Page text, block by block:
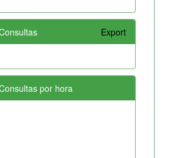
Export
por hora